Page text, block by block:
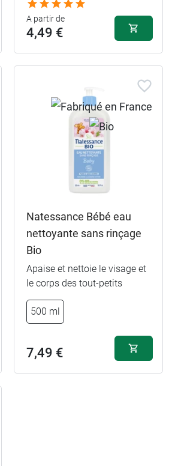
A partir de
4,49 €
10,99 €
100 ml
Natessance Bébé eau
nettoyante sans rinçage
Bio
Apaise et nettoie le visage et
le corps des tout-petits
500 ml
7,49 €